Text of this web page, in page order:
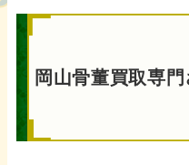
岡山骨董買取専